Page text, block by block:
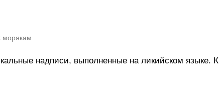
морякам
надписи, выполненные на ликийском языке. К